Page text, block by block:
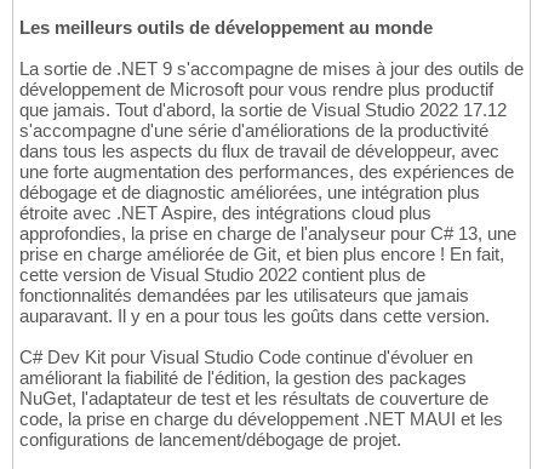
Les meilleurs outils de développement au monde
La sortie de .NET 9 s'accompagne de mises à jour des outils de
développement de Microsoft pour vous rendre plus productif
que jamais. Tout d'abord, la sortie de Visual Studio 2022 17.12
s'accompagne d'une série d'améliorations de la productivité
dans tous les aspects du flux de travail de développeur, avec
une forte augmentation des performances, des expériences de
débogage et de diagnostic améliorées, une intégration plus
étroite avec .NET Aspire, des intégrations cloud plus
approfondies, la prise en charge de l'analyseur pour C# 13, une
prise en charge améliorée de Git, et bien plus encore ! En fait,
cette version de Visual Studio 2022 contient plus de
fonctionnalités demandées par les utilisateurs que jamais
auparavant. Il y en a pour tous les goûts dans cette version.
C# Dev Kit pour Visual Studio Code continue d'évoluer en
améliorant la fiabilité de l'édition, la gestion des packages
NuGet, l'adaptateur de test et les résultats de couverture de
code, la prise en charge du développement .NET MAUI et les
configurations de lancement/débogage de projet.